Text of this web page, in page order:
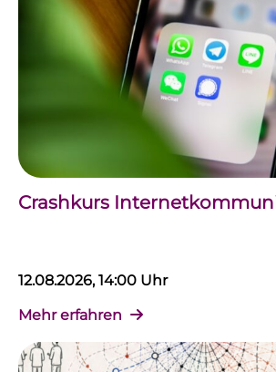
Crashkurs
12.08.2026, 14:00 Uhr
Mehr erfahren